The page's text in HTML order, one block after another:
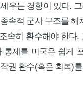
우는 경향이 있다.
속적 군사 구조를 해
속히 환수해야 한다
통제를 미국은 쉽게
권 환수(혹은 회복)